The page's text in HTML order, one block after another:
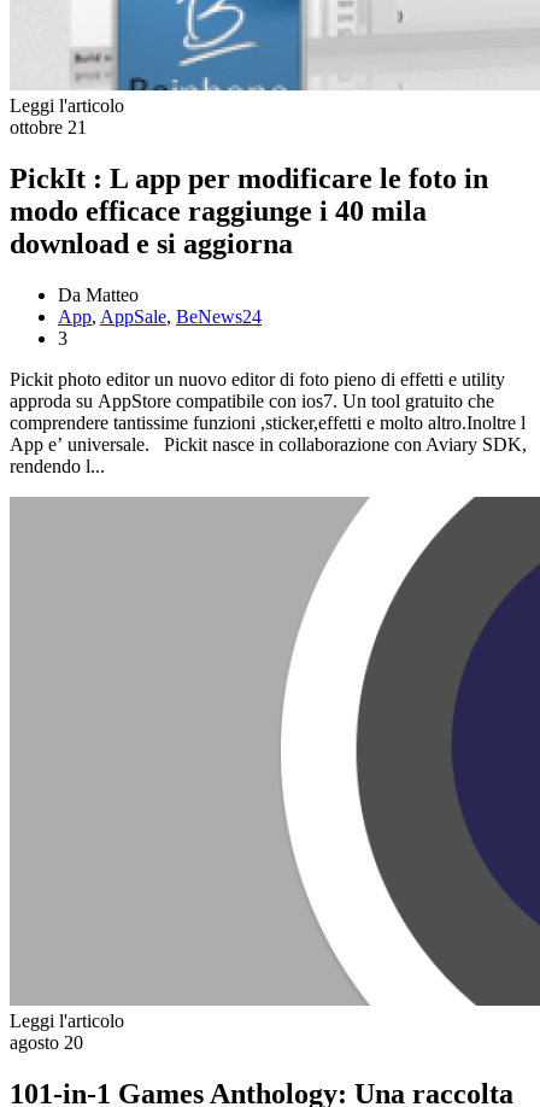
Leggi l'articolo
ottobre 21
PickIt : L app per modificare le foto in
modo efficace raggiunge i 40 mila
download e si aggiorna
Da Matteo
App, AppSale, BeNews24
3
Pickit photo editor un nuovo editor di foto pieno di effetti e utility
approda su AppStore compatibile con ios7. Un tool gratuito che
comprendere tantissime funzioni ,sticker,effetti e molto altro.Inoltre l
App e’ universale. Pickit nasce in collaborazione con Aviary SDK,
rendendo l...
Leggi l'articolo
agosto 20
101-in-1 Games Anthology: Una raccolta